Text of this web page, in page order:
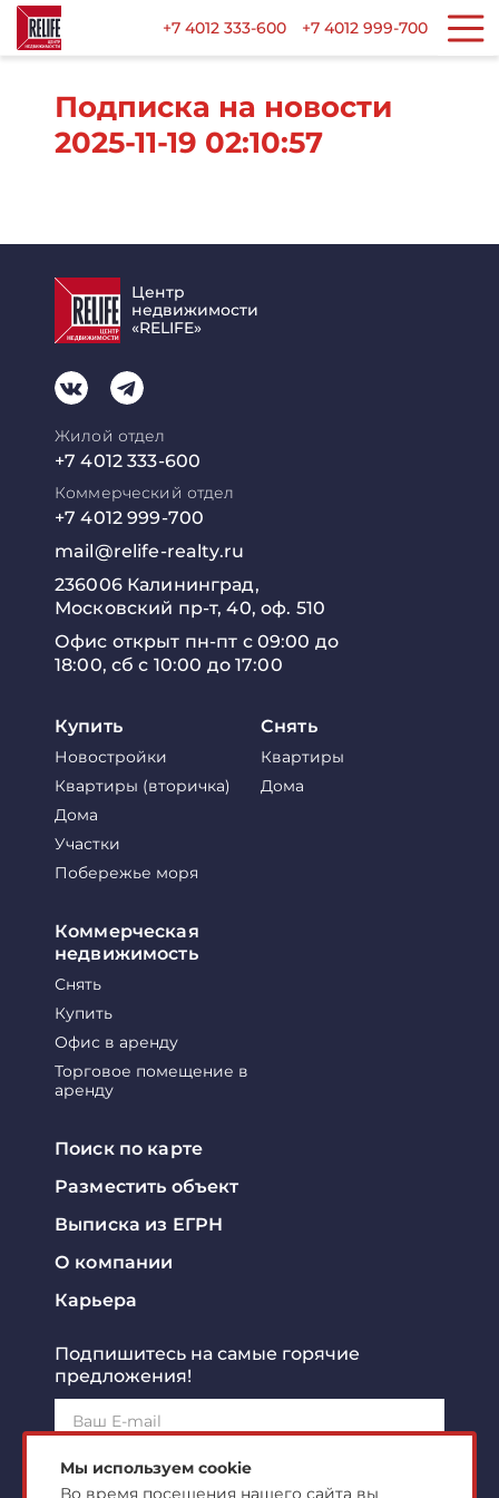
+7 4012 333-600 +7 4012 999-700
Подписка на новости
2025-11-19 02:10:57
Центр
недвижимости
«RELIFE»
Жилой отдел
+7 4012 333-600
Коммерческий отдел
+7 4012 999-700
mail@relife-realty.ru
236006 Калининград,
Московский пр-т, 40, оф. 510
Офис открыт пн-пт с 09:00 до
18:00, сб с 10:00 до 17:00
Купить
Новостройки
Квартиры (вторичка)
Дома
Участки
Побережье моря
Снять
Квартиры
Дома
Коммерческая
недвижимость
Снять
Купить
Офис в аренду
Торговое помещение в
аренду
Поиск по карте
Разместить объект
Выписка из ЕГРН
О компании
Карьера
Подпишитесь на самые горячие
предложения!
Подписаться!
Мы используем cookie
Во время посещения нашего сайта вы